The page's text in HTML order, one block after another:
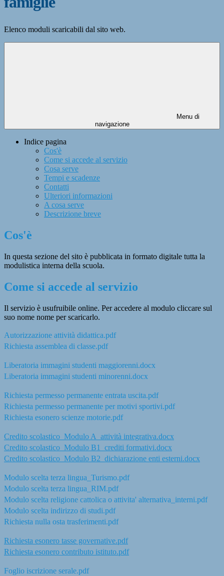
Elenco moduli scaricabili dal sito web.
Menu di
navigazione
Indice pagina
Cos'è
Come si accede al servizio
Cosa serve
Tempi e scadenze
Contatti
Ulteriori informazioni
A cosa serve
Descrizione breve
Cos'è
In questa sezione del sito è pubblicata in formato digitale tutta la
modulistica interna della scuola.
Come si accede al servizio
Il servizio è usufruibile online. Per accedere al modulo cliccare sul
suo nome nome per scaricarlo.
Autorizzazione attività didattica.pdf
Richiesta assemblea di classe.pdf
Liberatoria immagini studenti maggiorenni.docx
Liberatoria immagini studenti minorenni.docx
Richiesta permesso permanente entrata uscita.pdf
Richiesta permesso permanente per motivi sportivi.pdf
Richiesta esonero scienze motorie.pdf
Credito scolastico_Modulo A_attività integrativa.docx
Credito scolastico_Modulo B1_crediti formativi.docx
Credito scolastico_Modulo B2_dichiarazione enti esterni.docx
Modulo scelta terza lingua_Turismo.pdf
Modulo scelta terza lingua_RIM.pdf
Modulo scelta religione cattolica o attivita' alternativa_interni.pdf
Modulo scelta indirizzo di studi.pdf
Richiesta nulla osta trasferimenti.pdf
Richiesta esonero tasse governative.pdf
Richiesta esonero contributo istituto.pdf
Foglio iscrizione serale.pdf